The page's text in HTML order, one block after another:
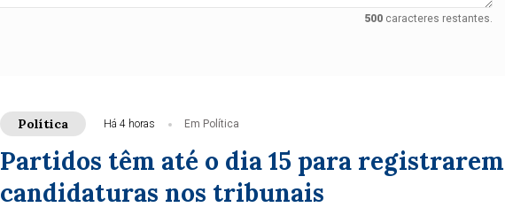
500caracteres restantes.
Política Há 4 horas Em Política
Partidos têm até o dia 15 para registrarem
candidaturas nos tribunais